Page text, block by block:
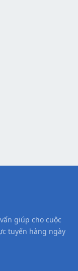
giúp cho cuộc
tuyến hàng ngày